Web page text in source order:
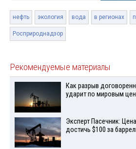
нефть экология вода в регионах
Росприроднадзор
Рекомендуемые материалы
Как разрыв
ударит по мировым
Эксперт Пасечник:
достичь $100 за